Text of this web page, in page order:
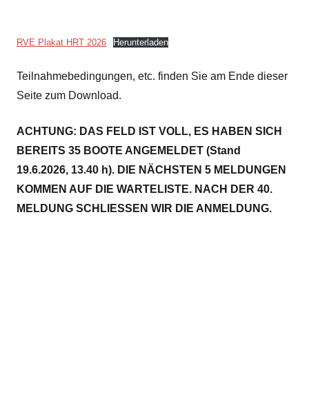
RVE Plakat HRT 2026 Herunterladen
Teilnahmebedingungen, etc. finden Sie am Ende dieser
Seite zum Download.
ACHTUNG: DAS FELD IST VOLL, ES HABEN SICH
BEREITS 35 BOOTE ANGEMELDET (Stand
19.6.2026, 13.40 h). DIE NÄCHSTEN 5 MELDUNGEN
KOMMEN AUF DIE WARTELISTE. NACH DER 40.
MELDUNG SCHLIESSEN WIR DIE ANMELDUNG.